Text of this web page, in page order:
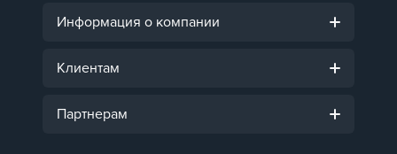
Информация о компании
Клиентам
Партнерам